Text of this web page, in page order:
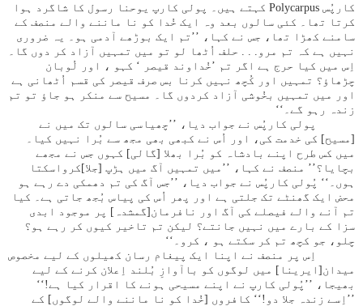
کارپُس Polycarpus کہتے ہیں۔ پولی کارپ یوحنا رسول کا شاگرد ہوا
کرتا تھا۔ کئی سالوں بعد وہ ایک خُدا کو نا ماننے والے منصف کے
سامنے کھڑا تھا، جس نے کہا، ’’تم ایک بوڑھے آدمی ہو۔ یہ ضروری
نہیں ہے کہ تم مرو. . . حلف اُٹھا لو تو میں تمہیں آزاد کر دوں گا۔
اِس میں کیا حرج ہے اگر تم ’خُداوند قیصر ‘ کہو ، اور لُوبان
چڑھاؤ؟ تمہیں اور کُچھ نہیں کرنا بس صرف قیصر کی قسم اُٹھانی ہے
اور میں تمہیں بخُوشی آزاد کردوں گا۔ مسیح سے منکر ہو جاؤ تو تم
زندہ رہو گے۔‘‘
پولی کارپُس نے جواب دیا، ’’چھیاسی سالوں تک میں نے
[مسیح] کی خدمت کی، اور اُس نے کبھی بھی مجھ سے بُرا نہیں کیا۔
میں کس طرح اپنے بادشاہ کو بُرا بھلا [گالی] کہوں جس نے مجھے
بچایا؟’’ منصف نے کہا، ’’میں تمہیں آگ میں ہڑپ [جلا]کرواسکتا
ہوں۔‘‘ پُولی کارپُس نے جواب دیا، ’’جس آگ کی تم دھمکی دے رہے ہو
محض ایک گھنٹے تک جلتی ہے اور پھر اُس کی پیاس بُجھ جاتی ہے۔ کیا
تم آنے والے فیصلے کی آگ اور نافرمان[گمشدہ] پر موجود ابدی
سزا کے بارے میں نہیں جانتے؟ لیکن تم تاخیر کیوں کر رہے ہو؟
چلو، جو کچھ تم کر سکتے ہو ، کرو۔‘‘
اِس پر منصف نے اپنا ایک پیغام رسان کھیلوں کے لیے مخصوص
میدان[ایرینا] میں لوگوں کو باآوازِ بُلند اِعلان کرنے کے لیے
بھیجا، ’’پُولی کارپ نے اپنے مسیحی ہونے کا اقرار کیا ہے!‘‘
’’اِسے زندہ جلا دو!‘‘ کافروں [خُدا کو نا ماننے والے لوگوں] کے